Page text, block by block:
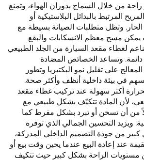
من خلال السماح بدوران الهواء، وتمنع
المرتبط بالبدائل البلاستيكية أو
الحار. وتظل متطلبات الصيانة بسيطة مع
يمكن مسح معظم الانسكابات والبقع
لغطاء مقعد السيارة من الجلد الطبيعي
وتساعد الخصائص المضادة
على تقليل نمو البكتيريا وتطور
يسهم في بيئة داخلية أنظف وأكثر صحة.
أكثر سهولة عند تركيب غطاء مقعد
لأن المادة تتكيّف بشكل طبيعي مع
من أن تسخن أو تبرد بشكل مفرط كما
ويزيد التحسين الجمالي الذي توفره
كبير من جودة التصميم الداخلي المدركة،
عند إعادة البيع عندما يحين وقت بيع أو
مستويات الراحة بشكل كبير حيث تتكيف